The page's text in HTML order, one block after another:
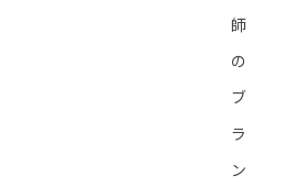
師
の
ブ
ラ
ン